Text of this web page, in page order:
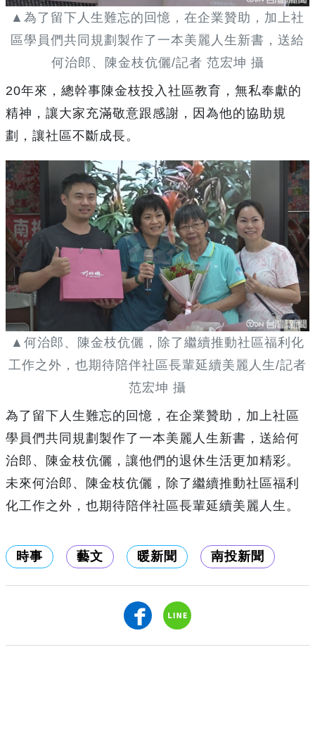
▲為了留下人生難忘的回憶，在企業贊助，加上社
區學員們共同規劃製作了一本美麗人生新書，送給
何治郎、陳金枝伉儷/記者 范宏坤 攝
20年來，總幹事陳金枝投入社區教育，無私奉獻的
精神，讓大家充滿敬意跟感謝，因為他的協助規
劃，讓社區不斷成長。
▲何治郎、陳金枝伉儷，除了繼續推動社區福利化
工作之外，也期待陪伴社區長輩延續美麗人生/記者
范宏坤 攝
為了留下人生難忘的回憶，在企業贊助，加上社區
學員們共同規劃製作了一本美麗人生新書，送給何
治郎、陳金枝伉儷，讓他們的退休生活更加精彩。
未來何治郎、陳金枝伉儷，除了繼續推動社區福利
化工作之外，也期待陪伴社區長輩延續美麗人生。
時事 藝文 暖新聞 南投新聞